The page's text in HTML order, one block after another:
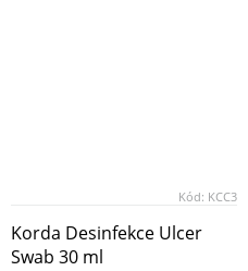
Kód: KCC3
Korda Desinfekce Ulcer
Swab 30 ml